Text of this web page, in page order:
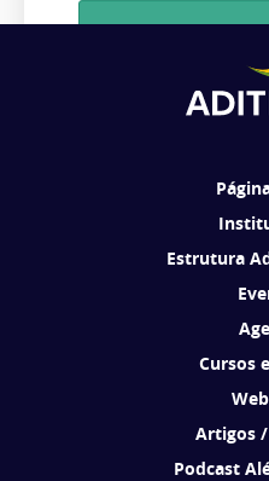
Ao se cadastrar, você concorda
Estrutura
Cursos
Artigos
Podcast